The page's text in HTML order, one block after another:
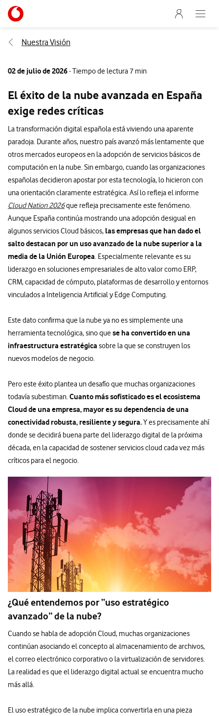
Ir a la pagina principal de vodafone.es
Menu
Abre
Nuestra Visión
02 de julio de 2026- Tiempo de lectura 7 min
El éxito de la nube avanzada en España
exige redes críticas
La transformación digital española está viviendo una aparente
paradoja. Durante años, nuestro país avanzó más lentamente que
otros mercados europeos en la adopción de servicios básicos de
computación en la nube. Sin embargo, cuando las organizaciones
españolas decidieron apostar por esta tecnología, lo hicieron con
una orientación claramente estratégica. Así lo refleja el informe
Cloud Nation 2026que refleja precisamente este fenómeno.
Aunque España continúa mostrando una adopción desigual en
algunos servicios Cloud básicos, las empresas que han dado el
salto destacan por un uso avanzado de la nube superior a la
media de la Unión Europea. Especialmente relevante es su
liderazgo en soluciones empresariales de alto valor como ERP,
CRM, capacidad de cómputo, plataformas de desarrollo y entornos
vinculados a Inteligencia Artificial y Edge Computing.
Este dato confirma que la nube ya no es simplemente una
herramienta tecnológica, sino quese ha convertido en una
infraestructura estratégica sobre la que se construyen los
nuevos modelos de negocio.
Pero este éxito plantea un desafío que muchas organizaciones
todavía subestiman.Cuanto más sofisticado es el ecosistema
Cloud de una empresa, mayor es su dependencia de una
conectividad robusta, resiliente y segura.Y es precisamente ahí
donde se decidirá buena parte del liderazgo digital de la próxima
década, en la capacidad de sostener servicios cloud cada vez más
críticos para el negocio.
¿Qué entendemos por “uso estratégico
avanzado” de la nube?
Cuando se habla de adopción Cloud, muchas organizaciones
continúan asociando el concepto al almacenamiento de archivos,
el correo electrónico corporativo o la virtualización de servidores.
La realidad es que el liderazgo digital actual se encuentra mucho
más allá.
El uso estratégico de la nube implica convertirla en una pieza